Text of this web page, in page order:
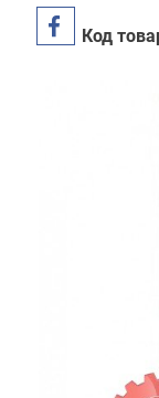
Код